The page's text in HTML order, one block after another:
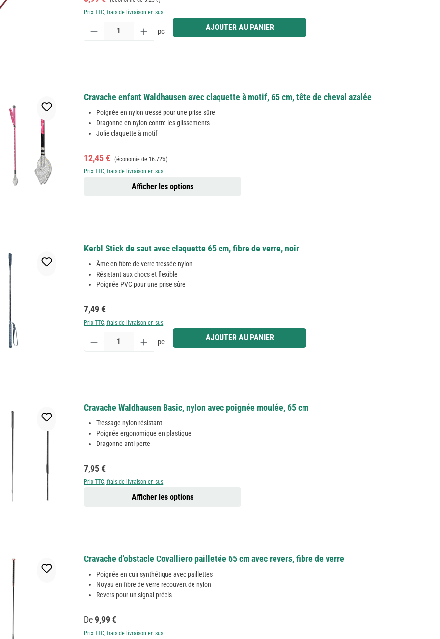
Prix TTC, frais de livraison en sus
Quantité de produit : Entrez la quantité souhaitée ou utilisez les boutons pour augmenter ou diminuer la quantité.
pc AJOUTER AU PANIER
Cravache enfant Waldhausen avec claquette à motif, 65 cm, tête de cheval azalée
Poignée en nylon tressé pour une prise sûre
Dragonne en nylon contre les glissements
Jolie claquette à motif
Prix de vente :
12,45 € Prix régulier :
(économie de 16.72%)
Prix TTC, frais de livraison en sus
Afficher les options
Kerbl Stick de saut avec claquette 65 cm, fibre de verre, noir
Âme en fibre de verre tressée nylon
Résistant aux chocs et flexible
Poignée PVC pour une prise sûre
Prix régulier :
7,49 €
Prix TTC, frais de livraison en sus
Quantité de produit : Entrez la quantité souhaitée ou utilisez les boutons pour augmenter ou diminuer la quantité.
pc AJOUTER AU PANIER
Cravache Waldhausen Basic, nylon avec poignée moulée, 65 cm
Tressage nylon résistant
Poignée ergonomique en plastique
Dragonne anti-perte
Prix régulier :
7,95 €
Prix TTC, frais de livraison en sus
Afficher les options
Cravache d'obstacle Covalliero pailletée 65 cm avec revers, fibre de verre
Poignée en cuir synthétique avec paillettes
Noyau en fibre de verre recouvert de nylon
Revers pour un signal précis
Prix régulier :
De9,99 €
Prix TTC, frais de livraison en sus